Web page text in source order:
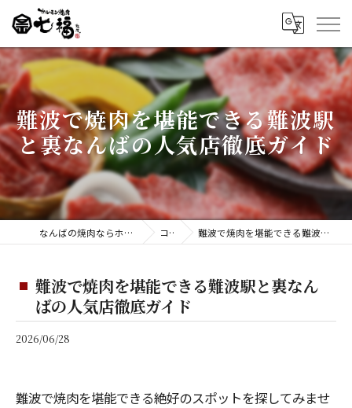
難波で焼肉を堪能できる難波駅
と裏なんばの人気店徹底ガイド
なんばの焼肉ならホルモン焼肉 七福 難波店 コラム 難波で焼肉を堪能できる難波駅と裏なんばの人気店徹底ガイド
難波で焼肉を堪能できる難波駅と裏なん
ばの人気店徹底ガイド
2026/06/28
難波で焼肉を堪能できる絶好のスポットを探してみませ